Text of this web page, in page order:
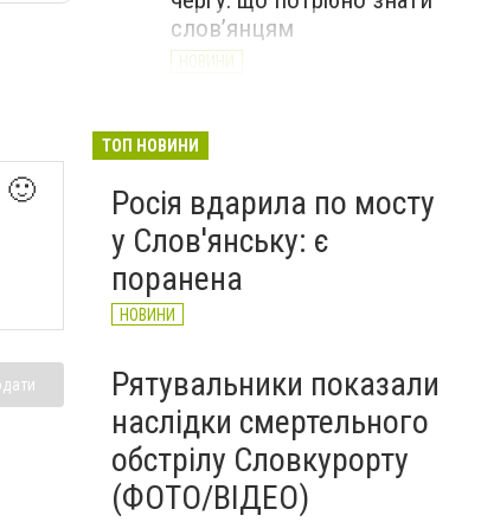
🙂
слов’янцям
НОВИНИ
гуманітарну допомогу
НОВИНИ
Вчора
ТОП НОВИНИ
Росія вдарила по мосту
у Слов'янську: є
поранена
НОВИНИ
Рятувальники показали
наслідки смертельного
обстрілу Словкурорту
(ФОТО/ВІДЕО)